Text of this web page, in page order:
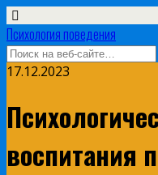
Психология поведения
17.12.2023
воспитания